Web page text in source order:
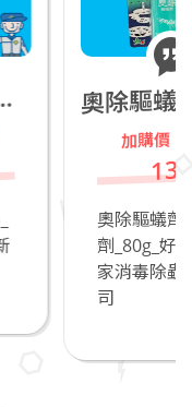
奧除驅蟻劑_凝膠餌劑_80g
NT$
130
奧除驅蟻劑_凝膠餌
劑_80g_好爸爸居
家消毒除蟲有限公